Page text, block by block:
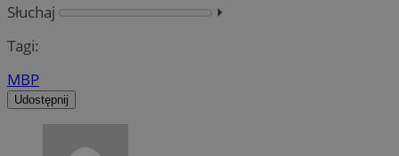
Słuchaj
⏵︎
Tagi:
MBP
Udostępnij